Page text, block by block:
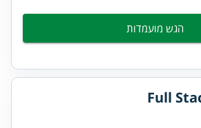
הגש מועמדות
Full